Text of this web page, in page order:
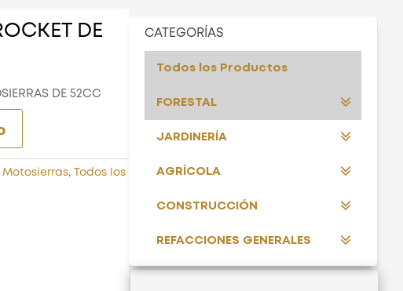
DE
DE 52CC
Motosierras, Todos los
CATEGORÍAS
Todos los Productos
FORESTAL
JARDINERÍA
AGRÍCOLA
CONSTRUCCIÓN
REFACCIONES GENERALES